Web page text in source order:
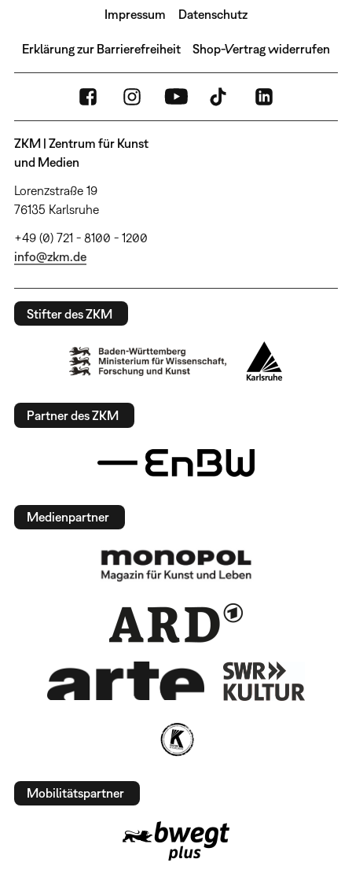
Impressum Datenschutz
Erklärung zur Barrierefreiheit Shop-Vertrag widerrufen
ZKM | Zentrum für Kunst
und Medien
Lorenzstraße 19
76135 Karlsruhe
+49 (0) 721 - 8100 - 1200
info@zkm.de
Stifter des ZKM
Partner des ZKM
Medienpartner
Mobilitätspartner